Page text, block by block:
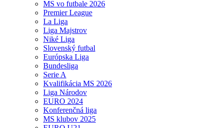
MS vo futbale 2026
Premier League
La Liga
Liga Majstrov
Niké Liga
Slovenský futbal
Európska Liga
Bundesliga
Serie A
Kvalifikácia MS 2026
Liga Národov
EURO 2024
Konferenčná liga
MS klubov 2025